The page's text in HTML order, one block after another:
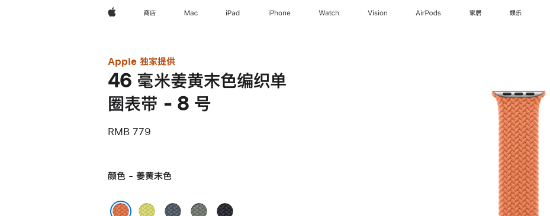
Apple 商店 Mac iPad iPhone Watch Vision AirPods 家居 娱乐
Apple 独家提供
46 毫米姜黄末色编织单
圈表带 - 8 号
RMB 779
颜色 - 姜黄末色
霓
铁
灰
午